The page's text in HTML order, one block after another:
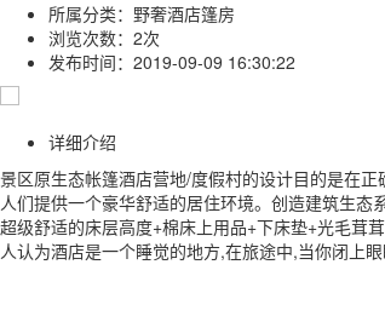
所属分类： 野奢酒店篷房
浏览次数： 2次
发布时间： 2019-09-09 16:30:22
详细介绍
景区原生态帐篷酒店营地/度假村的设计目的是在
人们提供一个豪华舒适的居住环境。创造建筑生
超级舒适的床层高度+棉床上用品+下床垫+光毛茸
人认为酒店是一个睡觉的地方,在旅途中,当你闭上